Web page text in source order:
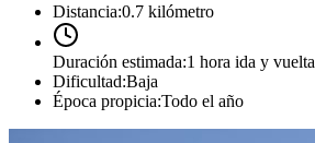
Distancia:0.7 kilómetro
Duración estimada:1 hora ida y vuelta
Dificultad:Baja
Época propicia:Todo el año